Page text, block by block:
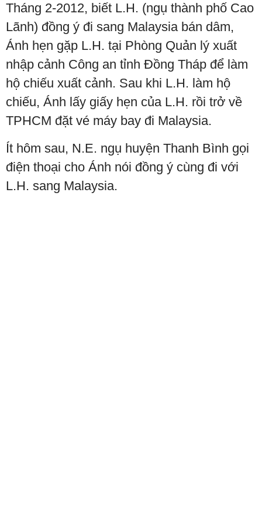
Tháng 2-2012, biết L.H. (ngụ thành phố Cao
Lãnh) đồng ý đi sang Malaysia bán dâm,
Ánh hẹn gặp L.H. tại Phòng Quản lý xuất
nhập cảnh Công an tỉnh Đồng Tháp để làm
hộ chiếu xuất cảnh. Sau khi L.H. làm hộ
chiếu, Ánh lấy giấy hẹn của L.H. rồi trở về
TPHCM đặt vé máy bay đi Malaysia.
Ít hôm sau, N.E. ngụ huyện Thanh Bình gọi
điện thoại cho Ánh nói đồng ý cùng đi với
L.H. sang Malaysia.